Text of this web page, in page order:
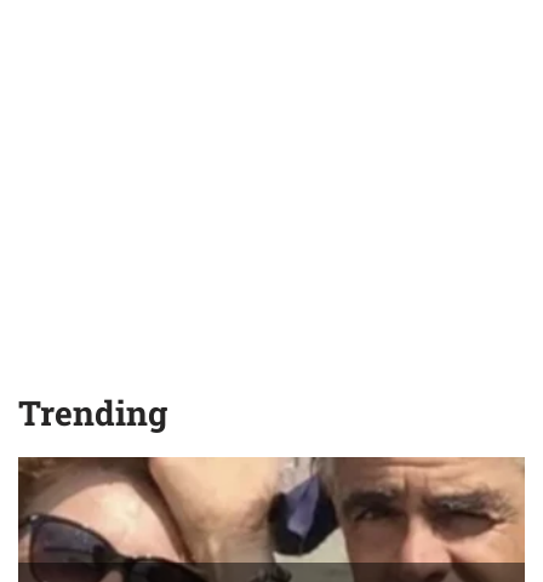
Trending